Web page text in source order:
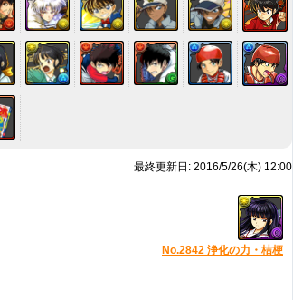
最終更新日: 2016/5/26(木) 12:00
No.2842 浄化の力・桔梗